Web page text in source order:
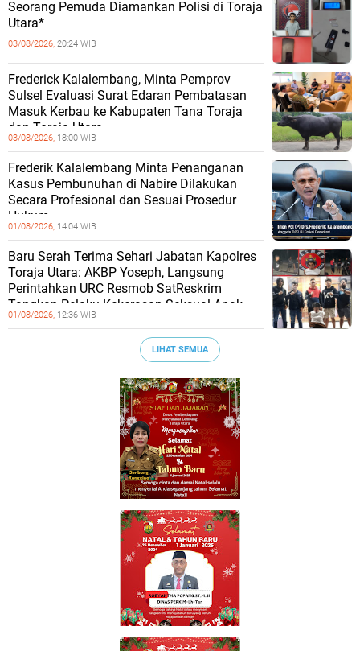
Seorang Pemuda Diamankan Polisi di Toraja
Utara*
03/08/2026, 20:24 WIB
Frederick Kalalembang, Minta Pemprov
Sulsel Evaluasi Surat Edaran Pembatasan
Masuk Kerbau ke Kabupaten Tana Toraja
dan Toraja Utara
03/08/2026, 18:00 WIB
Frederik Kalalembang Minta Penanganan
Kasus Pembunuhan di Nabire Dilakukan
Secara Profesional dan Sesuai Prosedur
Hukum
01/08/2026, 14:04 WIB
Baru Serah Terima Sehari Jabatan Kapolres
Toraja Utara: AKBP Yoseph, Langsung
Perintahkan URC Resmob SatReskrim
Tangkap Pelaku Kekerasan Seksual Anak
01/08/2026, 12:36 WIB
LIHAT SEMUA